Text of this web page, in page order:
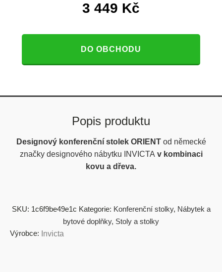
3 449 Kč
DO OBCHODU
Popis produktu
Designový konferenční stolek ORIENT od německé
značky designového nábytku INVICTA v kombinaci
kovu a dřeva.
SKU: 1c6f9be49e1c Kategorie: Konferenční stolky, Nábytek a
bytové doplňky, Stoly a stolky
Výrobce: Invicta